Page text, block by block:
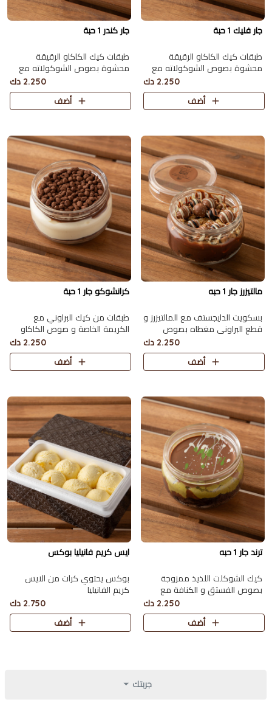
جار فليك 1 حبة
طبقات كيك الكاكاو الرقيقة
محشوة بصوص الشوكولاته مع
2.250 دك
أضف
جار كندر 1 حبة
طبقات كيك الكاكاو الرقيقة
محشوة بصوص الشوكولاته مع
الكندر و مغطاة بحبات الكندر2.250 دك
أضف
مالتيزرز جار 1 حبه
بسكويت الدايجستف مع المالتيزرز و
قطع البراوني مغطاه بصوص
2.250 دك
أضف
كرانشوكو جار 1 حبة
طبقات من كيك البراوني مع
الكريمة الخاصة و صوص الكاكاو
البلجيكي اللذيذ مع سولتد كراميل
2.250 دك
أضف
ترند جار 1 حبه
كيك الشوكلت اللذيذ ممزوجة
بصوص الفستق و الكنافة مع
الطحينة و صوص الشوكولاته
2.250 دك
أضف
ايس كريم فانيليا بوكس
بوكس يحتوي كرات من الايس
كريم الفانيليا
2.750 دك
أضف
جربتك